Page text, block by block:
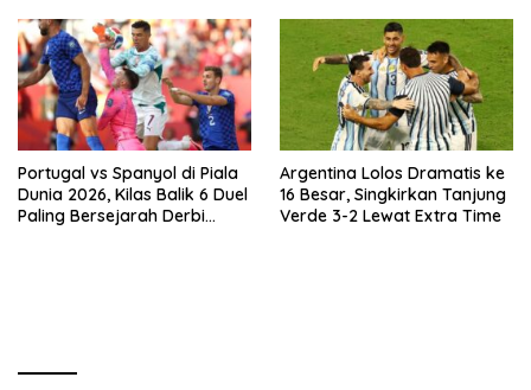
Portugal vs Spanyol di Piala
Dunia 2026, Kilas Balik 6 Duel
Paling Bersejarah Derbi
Argentina Lolos Dramatis ke
16 Besar, Singkirkan Tanjung
Verde 3-2 Lewat Extra Time